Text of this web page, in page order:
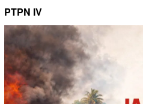
PTPN IV